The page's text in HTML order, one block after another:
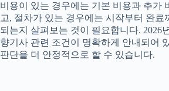
비용이 있는 경우에는 기본 비용과 추가
고, 절차가 있는 경우에는 시작부터 완료
되는지 살펴보는 것이 필요합니다. 2026
향기사 관련 조건이 명확하게 안내되어
판단을 더 안정적으로 할 수 있습니다.